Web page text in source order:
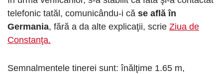
telefonic tatăl, comunicându-i că se află în
Germania, fără a da alte explicaţii, scrie Ziua de
Constanţa.
Semnalmentele tinerei sunt: înălţime 1.65 m,